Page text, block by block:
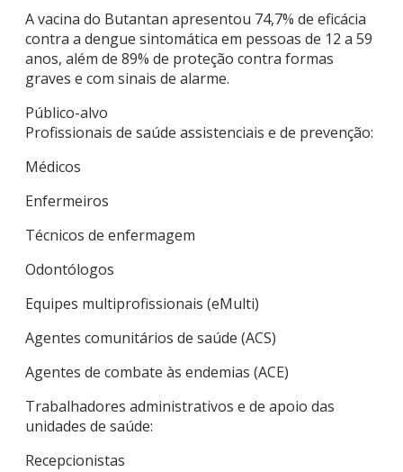
A vacina do Butantan apresentou 74,7% de eficácia
contra a dengue sintomática em pessoas de 12 a 59
anos, além de 89% de proteção contra formas
graves e com sinais de alarme.
Público-alvo
Profissionais de saúde assistenciais e de prevenção:
Médicos
Enfermeiros
Técnicos de enfermagem
Odontólogos
Equipes multiprofissionais (eMulti)
Agentes comunitários de saúde (ACS)
Agentes de combate às endemias (ACE)
Trabalhadores administrativos e de apoio das
unidades de saúde:
Recepcionistas